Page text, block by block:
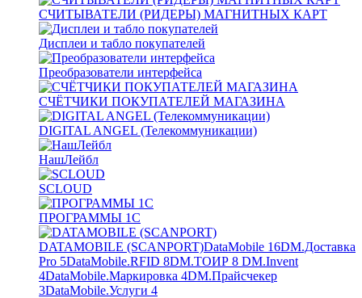
СЧИТЫВАТЕЛИ (РИДЕРЫ) МАГНИТНЫХ КАРТ
Дисплеи и табло покупателей
Преобразователи интерфейса
СЧЁТЧИКИ ПОКУПАТЕЛЕЙ МАГАЗИНА
DIGITAL ANGEL (Телекоммуникации)
НашЛейбл
SCLOUD
ПРОГРАММЫ 1С
DATAMOBILE (SCANPORT)DataMobile 16DM.Доставка
Pro 5DataMobile.RFID 8DM.ТОИР 8 DM.Invent
4DataMobile.Маркировка 4DM.Прайсчекер
3DataMobile.Услуги 4